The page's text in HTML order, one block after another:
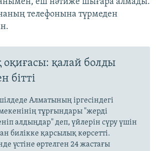
еш нәтиже шығара алмады.
телефонына түрмеден
қалай болды
бітті
Алматының іргесіндегі
тұрғындары "жерді
алдыңдар" деп, үйлерін сүру үшін
билікке қарсылық көрсетті.
үстіне өртелген 24 жастағы